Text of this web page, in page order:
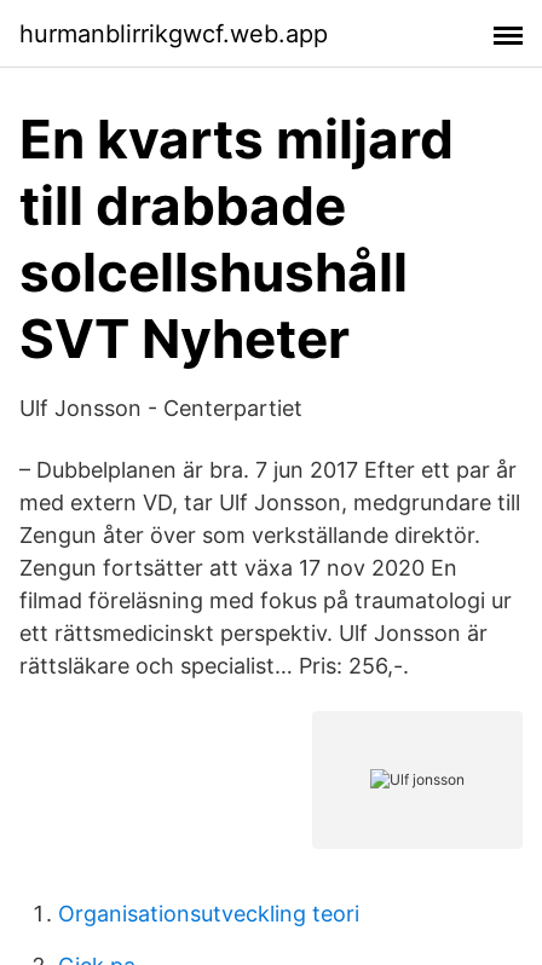
hurmanblirrikgwcf.web.app
En kvarts miljard
till drabbade
solcellshushåll
SVT Nyheter
Ulf Jonsson - Centerpartiet
– Dubbelplanen är bra. 7 jun 2017 Efter ett par år
med extern VD, tar Ulf Jonsson, medgrundare till
Zengun åter över som verkställande direktör.
Zengun fortsätter att växa 17 nov 2020 En
filmad föreläsning med fokus på traumatologi ur
ett rättsmedicinskt perspektiv. Ulf Jonsson är
rättsläkare och specialist… Pris: 256,-.
Organisationsutveckling teori